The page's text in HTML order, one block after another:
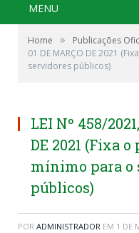
MENU
Home » Publicações
01 DE MARÇO DE 2021
servidores públicos)
LEI Nº 458/
DE 2021 (Fixa
mínimo para o
públicos)
POR ADMINISTRADOR EM 1 DE